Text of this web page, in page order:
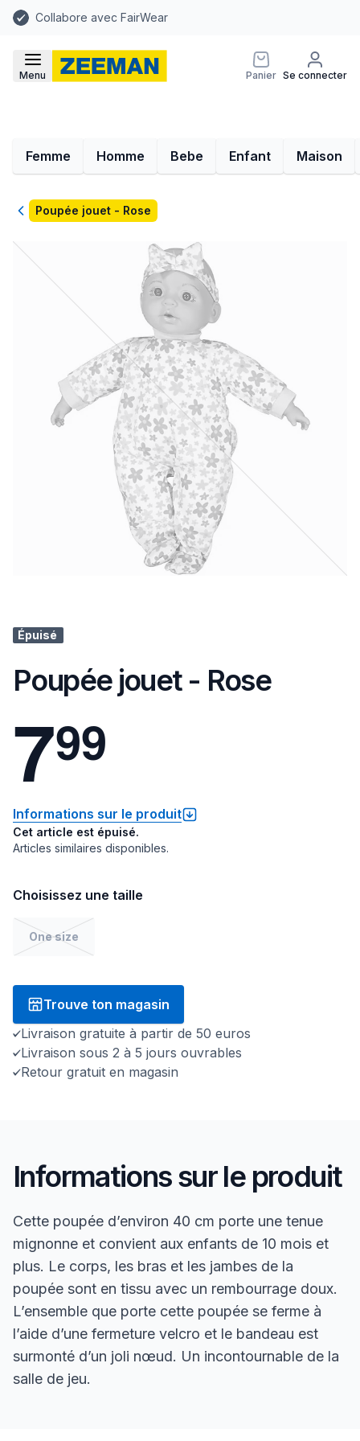
Collabore avec FairWear
Menu Panier Se connecter
Femme Homme Bebe Enfant Maison
RetourPoupée jouet - Rose
Épuisé
Poupée jouet - Rose
799
Informations sur le produit
Cet article est épuisé.
Articles similaires disponibles.
Choisissez une taille
One size
Trouve ton magasin
Livraison gratuite à partir de 50 euros
Livraison sous 2 à 5 jours ouvrables
Retour gratuit en magasin
Informations sur le produit
Cette poupée d’environ 40 cm porte une tenue
mignonne et convient aux enfants de 10 mois et
plus. Le corps, les bras et les jambes de la
poupée sont en tissu avec un rembourrage doux.
L’ensemble que porte cette poupée se ferme à
l’aide d’une fermeture velcro et le bandeau est
surmonté d’un joli nœud. Un incontournable de la
salle de jeu.